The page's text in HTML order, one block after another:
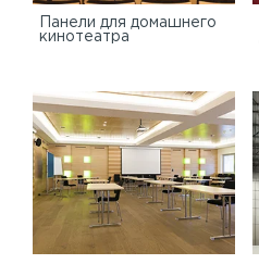
Панели для домашнего
кинотеатра